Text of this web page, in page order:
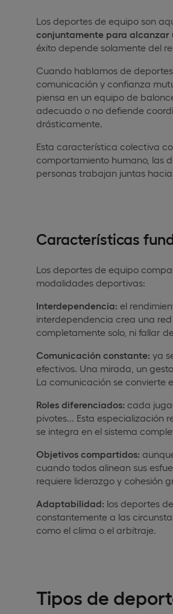
Los deportes de equipo son
conjuntamente para alcanzar
éxito depende solamente del
Cuando hablamos de
comunicación y confianza
piensa en un equipo de
adecuado o no defiende
drásticamente.
Esta característica colectiva
comportamiento humano, las
personas trabajan juntas
Características
Los deportes de equipo
modalidades deportivas:
Interdependencia: el
interdependencia crea una
completamente solo, ni fallar
Comunicación constante: ya
efectivos. Una mirada, un
La comunicación se convierte
Roles diferenciados: cada
pivotes... Esta especialización
se integra en el sistema
Objetivos compartidos:
cuando todos alinean sus
requiere liderazgo y cohesión
Adaptabilidad: los deportes
constantemente a las
como el clima o el arbitraje.
Tipos de